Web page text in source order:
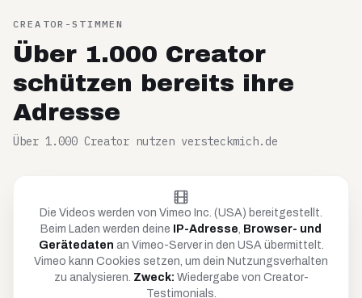
CREATOR-STIMMEN
Über 1.000 Creator
schützen bereits ihre
Adresse
Über 1.000 Creator nutzen versteckmich.de
Die Videos werden von Vimeo Inc. (USA) bereitgestellt.
Beim Laden werden deine
IP-Adresse, Browser- und
Gerätedaten an Vimeo-Server in den USA übermittelt.
Vimeo kann Cookies setzen, um dein Nutzungsverhalten
zu analysieren. Zweck: Wiedergabe von Creator-
Testimonials.